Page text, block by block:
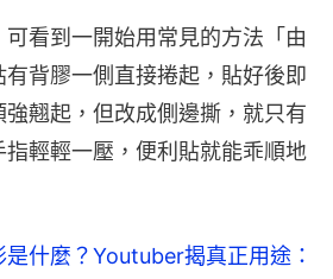
看到一開始用常見的方法「由
背膠一側直接捲起，貼好後即
翹起，但改成側邊撕，就只有
輕輕一壓，便利貼就能乖順地
什麼？Youtuber揭真正用途：